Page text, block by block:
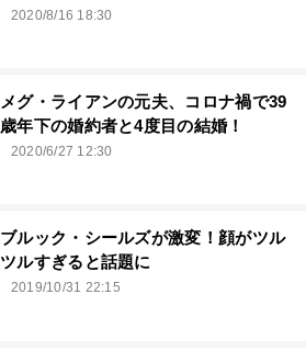
2020/8/16 18:30
メグ・ライアンの元夫、コロナ禍で39
歳年下の婚約者と4度目の結婚！
2020/6/27 12:30
ブルック・シールズが激変！顔がツル
ツルすぎると話題に
2019/10/31 22:15